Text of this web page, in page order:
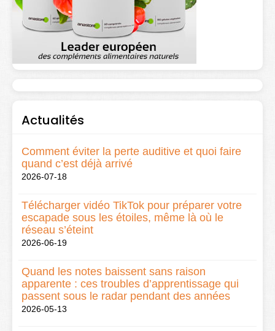
Actualités
Comment éviter la perte auditive et quoi faire
quand c’est déjà arrivé
2026-07-18
Télécharger vidéo TikTok pour préparer votre
escapade sous les étoiles, même là où le
réseau s’éteint
2026-06-19
Quand les notes baissent sans raison
apparente : ces troubles d’apprentissage qui
passent sous le radar pendant des années
2026-05-13